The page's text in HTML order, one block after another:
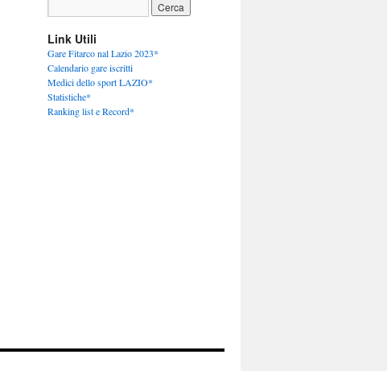
Link Utili
Gare Fitarco nal Lazio 2023*
Calendario gare iscritti
Medici dello sport LAZIO*
Statistiche*
Ranking list e Record*